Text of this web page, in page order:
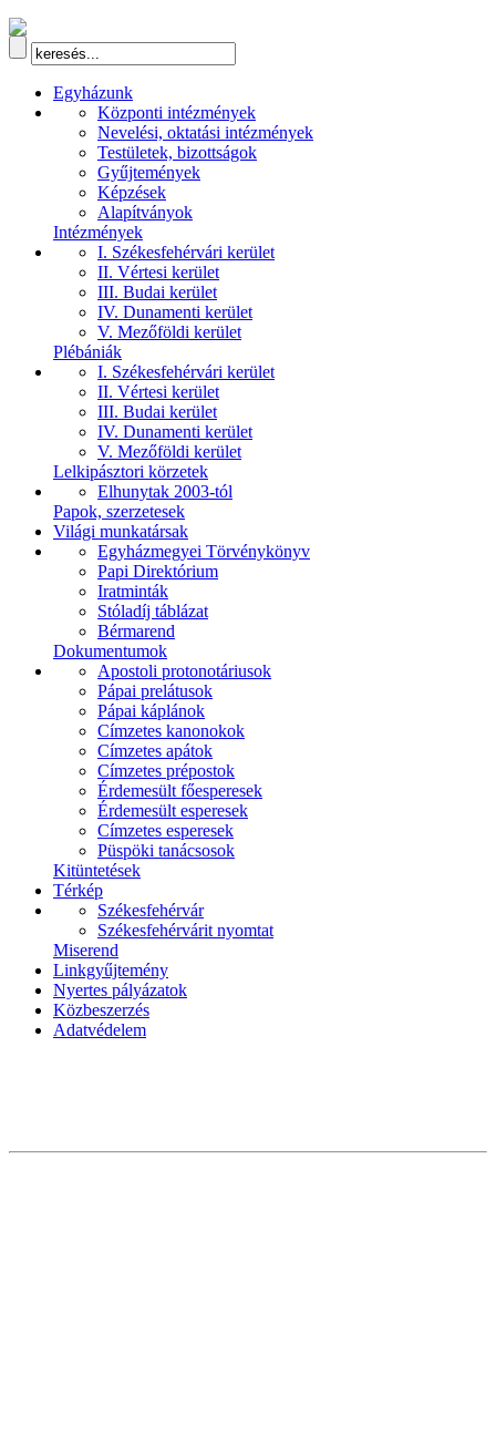
Egyházunk
Központi intézmények
Nevelési, oktatási intézmények
Testületek, bizottságok
Gyűjtemények
Képzések
Alapítványok
Intézmények
I. Székesfehérvári kerület
II. Vértesi kerület
III. Budai kerület
IV. Dunamenti kerület
V. Mezőföldi kerület
Plébániák
I. Székesfehérvári kerület
II. Vértesi kerület
III. Budai kerület
IV. Dunamenti kerület
V. Mezőföldi kerület
Lelkipásztori körzetek
Elhunytak 2003-tól
Papok, szerzetesek
Világi munkatársak
Egyházmegyei Törvénykönyv
Papi Direktórium
Iratminták
Stóladíj táblázat
Bérmarend
Dokumentumok
Apostoli protonotáriusok
Pápai prelátusok
Pápai káplánok
Címzetes kanonokok
Címzetes apátok
Címzetes prépostok
Érdemesült főesperesek
Érdemesült esperesek
Címzetes esperesek
Püspöki tanácsosok
Kitüntetések
Térkép
Székesfehérvár
Székesfehérvárit nyomtat
Miserend
Linkgyűjtemény
Nyertes pályázatok
Közbeszerzés
Adatvédelem